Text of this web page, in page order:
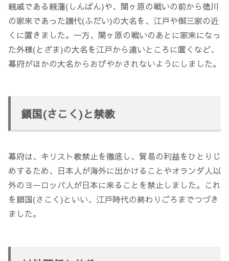
親戚である親藩(しんぱん)や、関ヶ原の戦いの前から徳川
の家来であった譜代(ふだい)の大名を、江戸や御三家の近
くに置きました。一方、関ヶ原の戦いのあとに家来になっ
た外様(とざま)の大名を江戸から遠いところに置くなど、
幕府がほかの大名からおびやかされないようにしました。
鎖国(さこく)と禁教
幕府は、キリスト教禁止を徹底し、貿易の利益をひとりじ
めするため、日本人が海外に出かけることやオランダ人以
外のヨーロッパ人が日本に来ることを禁止しました。これ
を鎖国(さこく)といい、江戸時代の終わりごろまでつづき
ました。